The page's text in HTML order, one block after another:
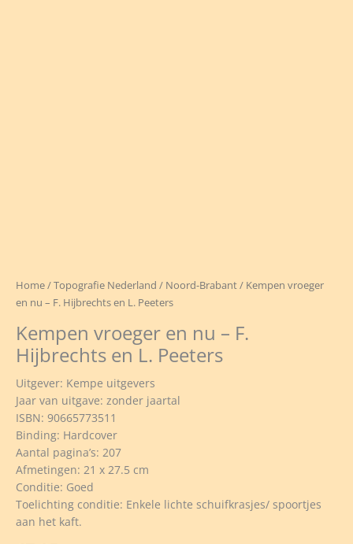
Home/Topografie Nederland / Noord-Brabant/ Kempen vroeger
en nu – F. Hijbrechts en L. Peeters
Kempen vroeger en nu – F.
Hijbrechts en L. Peeters
Uitgever: Kempe uitgevers
Jaar van uitgave: zonder jaartal
ISBN: 90665773511
Binding: Hardcover
Aantal pagina’s: 207
Afmetingen: 21 x 27.5 cm
Conditie: Goed
Toelichting conditie: Enkele lichte schuifkrasjes/ spoortjes
aan het kaft.